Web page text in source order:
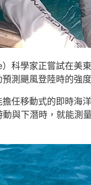
科學家正嘗試在美
測颶風登陸時的強度
任移動式的即時海
與下潛時，就能測